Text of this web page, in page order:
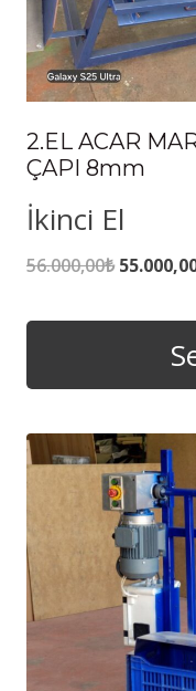
2.EL ACAR
ÇAPI 8mm
İkinci El
56.000,00₺ Orijinal